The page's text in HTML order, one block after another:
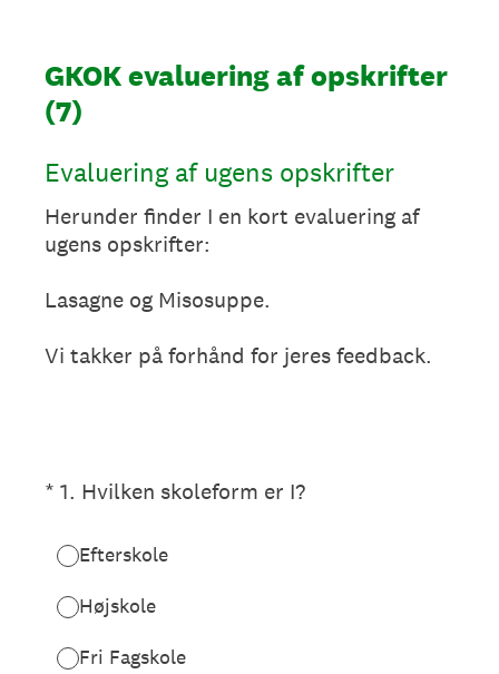
GKOK evaluering af opskrifter
(7)
Evaluering af ugens opskrifter
Herunder finder I en kort evaluering af
ugens opskrifter:
Lasagne og Misosuppe.
Vi takker på forhånd for jeres feedback.
* 1. Hvilken skoleform er I?
(påkrævet)
Efterskole
Højskole
Fri Fagskole